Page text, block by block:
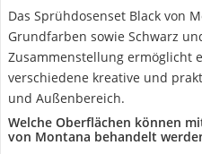
Das Sprühdosenset Black von
Grundfarben sowie Schwarz
Zusammenstellung ermöglicht
verschiedene kreative und
und Außenbereich.
Welche Oberflächen können
von Montana behandelt